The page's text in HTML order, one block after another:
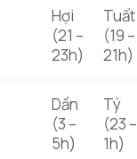
Hợi
(21 –
23h)
Tuất
(19 –
21h)
Dần
(3 –
5h)
Tý
(23 –
1h)